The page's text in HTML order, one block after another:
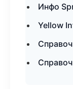
Инфо
Yellow